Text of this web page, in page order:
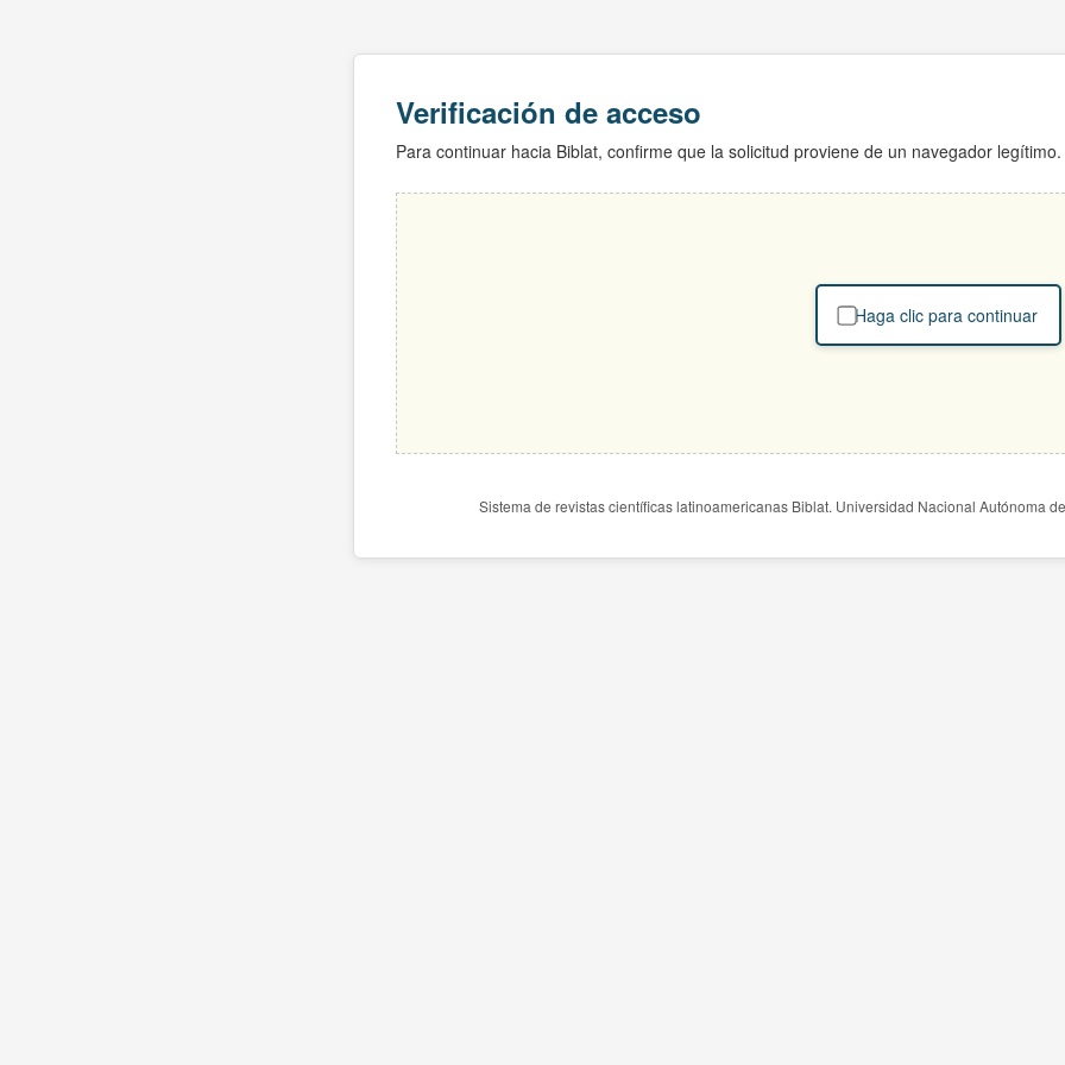
Verificación de acceso
Para continuar hacia Biblat, confirme que la solicitud proviene de un navegador legítimo.
Haga clic para continuar
Sistema de revistas científicas latinoamericanas Biblat. Universidad Nacional Autónoma